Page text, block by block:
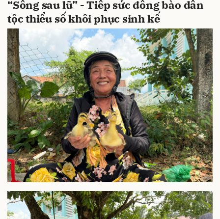
“Sống sau lũ” - Tiếp sức đồng bào dân
tộc thiểu số khôi phục sinh kế